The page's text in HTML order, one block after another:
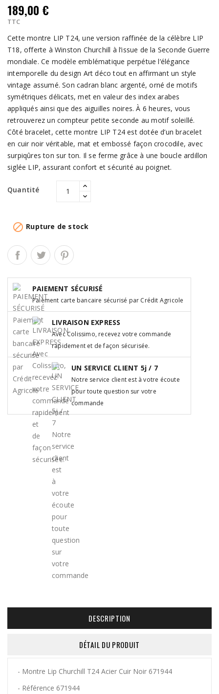
189,00 €
TTC
Cette montre LIP T24, une version raffinée de la célèbre LIP
T18, offerte à Winston Churchill à l’issue de la Seconde Guerre
mondiale. Ce modèle emblématique perpétue l’élégance
intemporelle du design Art déco tout en affirmant un style
vintage assumé. Son cadran blanc argenté, orné de motifs
symétriques délicats, met en valeur des index arabes
appliqués ainsi que des aiguilles noires. À 6 heures, vous
retrouverez un compteur petite seconde au motif soleillé.
Côté bracelet, cette montre LIP T24 est dotée d’un bracelet
en cuir noir véritable, mat et embossé façon crocodile, avec
surpiqûres ton sur ton. Il se ferme grâce à une boucle ardillon
siglée LIP, assurant confort et sécurité au poignet.
Quantité
 Rupture de stock
PAIEMENT SÉCURISÉ
Paiement carte bancaire sécurisé par Crédit Agricole
LIVRAISON EXPRESS
Avec Colissimo, recevez votre commande
rapidement et de façon sécurisée.
UN SERVICE CLIENT 5j / 7
Notre service client est à votre écoute
pour toute question sur votre
commande
DESCRIPTION
DÉTAIL DU PRODUIT
- Montre Lip Churchill T24 Acier Cuir Noir 671944
- Référence 671944